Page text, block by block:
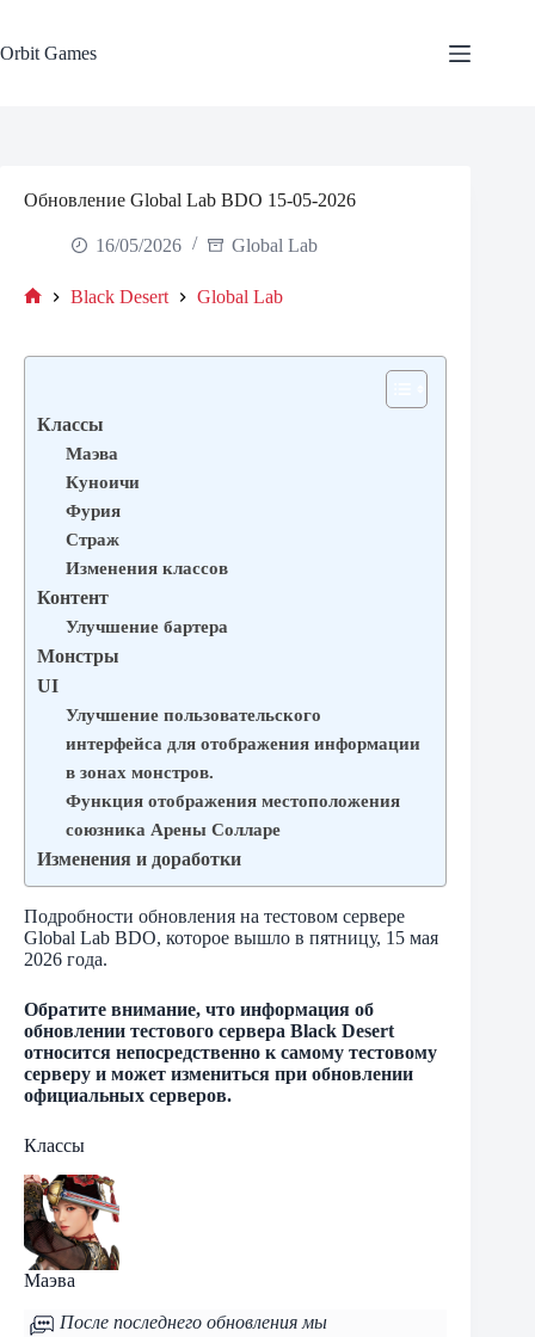
content
Orbit Games
Обновление Global Lab BDO 15-05-2026
16/05/2026 Global Lab
Black Desert Global Lab
Классы
Маэва
Куноичи
Фурия
Страж
Изменения классов
Контент
Улучшение бартера
Монстры
UI
Улучшение пользовательского
интерфейса для отображения информации
в зонах монстров.
Функция отображения местоположения
союзника Арены Солларе
Изменения и доработки
Подробности обновления на тестовом сервере
Global Lab BDO, которое вышло в пятницу, 15 мая
2026 года.
Обратите внимание, что информация об
обновлении тестового сервера Black Desert
относится непосредственно к самому тестовому
серверу и может измениться при обновлении
официальных серверов.
Классы
Маэва
После последнего обновления мы